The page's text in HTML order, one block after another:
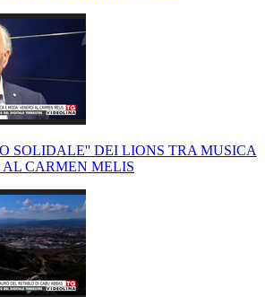
SOLIDALE'' DEI LIONS TRA MUSICA
CARMEN MELIS